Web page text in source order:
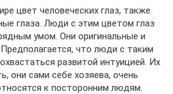
цвет человеческих глаз, также
глаза. Люди с этим цветом глаз
умом. Они оригинальные и
что люди с таким
развитой интуицией. Их
они сами себе хозяева, очень
к посторонним людям.